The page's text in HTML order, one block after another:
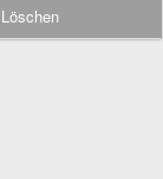
Löschen